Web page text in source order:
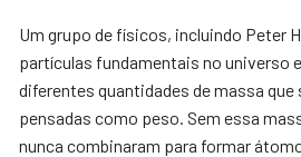
Um grupo de físicos, incluindo Peter
partículas fundamentais no universo
diferentes quantidades de massa que
pensadas como peso. Sem essa
nunca combinaram para formar